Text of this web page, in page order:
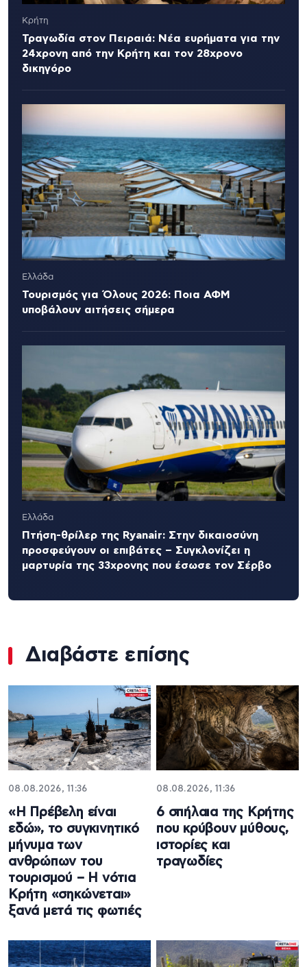
Κρήτη
Τραγωδία στον Πειραιά: Νέα ευρήματα για την
24χρονη από την Κρήτη και τον 28χρονο
δικηγόρο
Ελλάδα
Τουρισμός για Όλους 2026: Ποια ΑΦΜ
υποβάλουν αιτήσεις σήμερα
Ελλάδα
Πτήση-θρίλερ της Ryanair: Στην δικαιοσύνη
προσφεύγουν οι επιβάτες – Συγκλονίζει η
μαρτυρία της 33χρονης που έσωσε τον Σέρβο
Διαβάστε επίσης
08.08.2026, 11:36
«Η Πρέβελη είναι
εδώ», το συγκινητικό
μήνυμα των
ανθρώπων του
τουρισμού – Η νότια
Κρήτη «σηκώνεται»
ξανά μετά τις φωτιές
08.08.2026, 11:36
6 σπήλαια της Κρήτης
που κρύβουν μύθους,
ιστορίες και
τραγωδίες